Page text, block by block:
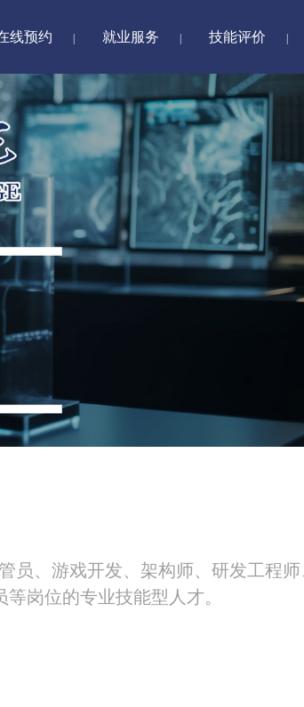
线预约 就业服务 技能评价
员、游戏开发、架构师、研发工程
岗位的专业技能型人才。